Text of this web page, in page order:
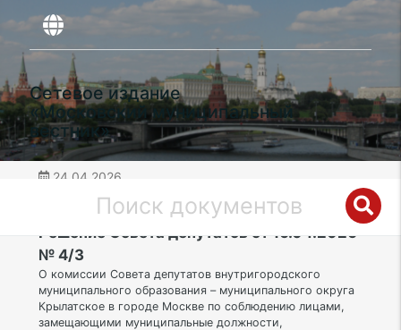
Сетевое издание
«Московский муниципальный
вестник»
24.04.2026
ЗАО | Муниципальный округ Крылатское
Решение Совета депутатов от 16.04.2026
№ 4/3
О комиссии Совета депутатов внутригородского
муниципального образования – муниципального округа
Крылатское в городе Москве по соблюдению лицами,
замещающими муниципальные должности,